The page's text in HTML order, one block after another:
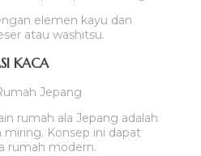
elemen kayu dan
atau washitsu.
KACA
rumah ala Jepang adalah
Konsep ini dapat
rumah modern.